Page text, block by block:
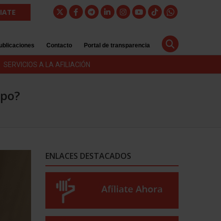
Contacto Portal de transparencia
SERVICIOS A LA AFILIACIÓN
ENLACES DESTACADOS